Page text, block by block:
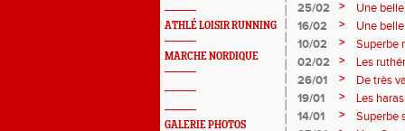
ATHLÉ LOISIR RUNNING
MARCHE NORDIQUE
GALERIE PHOTOS
et Zohé
25/02 >
Une
jeunes
16/02 >
Une
et des
en salle
10/02 >
Superbe
pousses
02/02 >
Les
cross de
26/01 >
De très
un quart
19/01 >
Les
Duthen à
frontières.
14/01 >
Superbe